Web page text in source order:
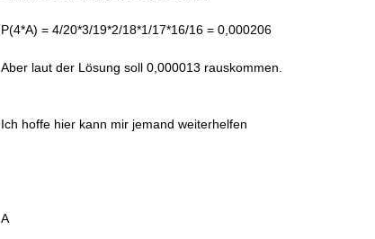
P(4*A) = 4/20*3/19*2/18*1/17*16/16 = 0,000206
Aber laut der Lösung soll 0,000013 rauskommen.
Ich hoffe hier kann mir jemand weiterhelfen
A